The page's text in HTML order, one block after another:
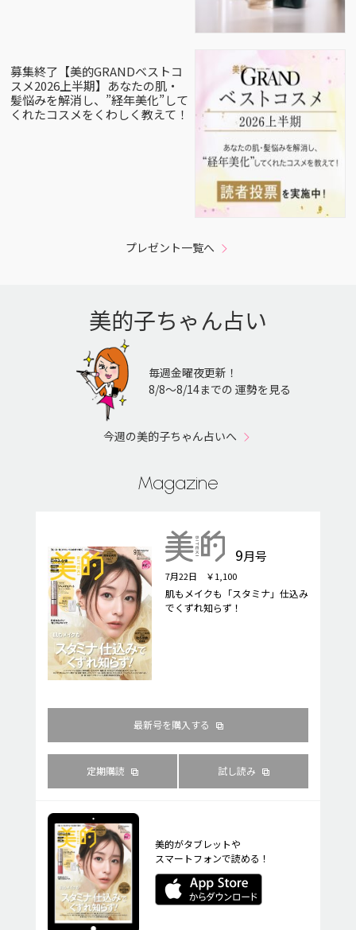
募集終了【美的GRANDベストコ
スメ2026上半期】あなたの肌・
髪悩みを解消し、”経年美化”して
くれたコスメをくわしく教えて！
プレゼント一覧へ
美的子ちゃん占い
毎週金曜夜更新！
8/8〜8/14までの 運勢を見る
今週の美的子ちゃん占いへ
Magazine
9月号
7月22日 ￥1,100
肌もメイクも「スタミナ」仕込み
でくずれ知らず！
最新号を購入する
定期購読 試し読み
美的がタブレットや
スマートフォンで読める！